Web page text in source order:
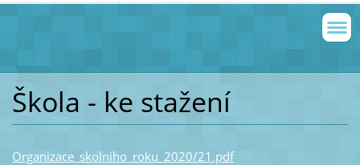
Škola - ke stažení
Organizace_skolniho_roku_2020/21.pdf